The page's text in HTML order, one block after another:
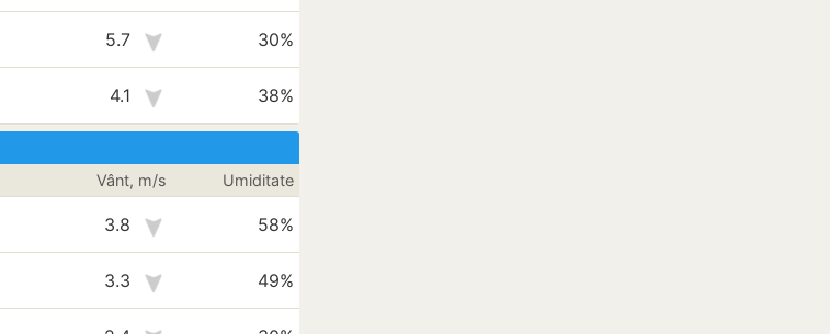
5.7 30%
4.1 38%
Vânt, m/s Umiditate
3.8 58%
3.3 49%